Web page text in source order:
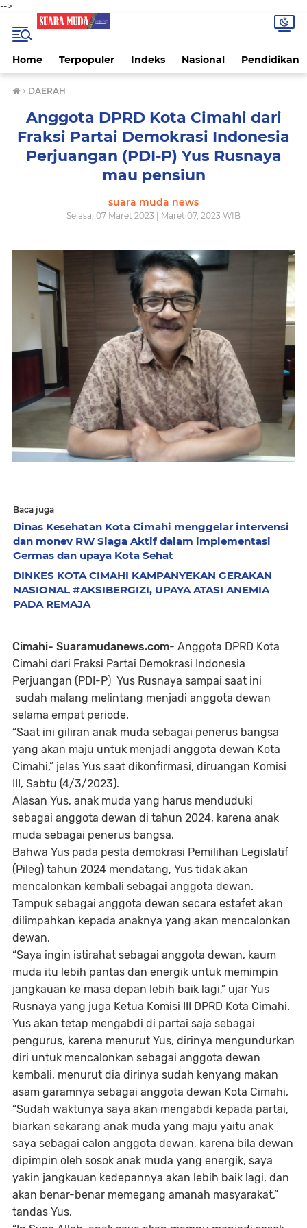
-->
Home Terpopuler Indeks Nasional Pendidikan
› DAERAH
Anggota DPRD Kota Cimahi dari
Fraksi Partai Demokrasi Indonesia
Perjuangan (PDI-P) Yus Rusnaya
mau pensiun
suara muda news
Selasa, 07 Maret 2023 | Maret 07, 2023 WIB
Baca juga
Dinas Kesehatan Kota Cimahi menggelar intervensi
dan monev RW Siaga Aktif dalam implementasi
Germas dan upaya Kota Sehat
DINKES KOTA CIMAHI KAMPANYEKAN GERAKAN
NASIONAL #AKSIBERGIZI, UPAYA ATASI ANEMIA
PADA REMAJA
Cimahi- Suaramudanews.com- Anggota DPRD Kota
Cimahi dari Fraksi Partai Demokrasi Indonesia
Perjuangan (PDI-P) Yus Rusnaya sampai saat ini
sudah malang melintang menjadi anggota dewan
selama empat periode.
“Saat ini giliran anak muda sebagai penerus bangsa
yang akan maju untuk menjadi anggota dewan Kota
Cimahi,” jelas Yus saat dikonfirmasi, diruangan Komisi
III, Sabtu (4/3/2023).
Alasan Yus, anak muda yang harus menduduki
sebagai anggota dewan di tahun 2024, karena anak
muda sebagai penerus bangsa.
Bahwa Yus pada pesta demokrasi Pemilihan Legislatif
(Pileg) tahun 2024 mendatang, Yus tidak akan
mencalonkan kembali sebagai anggota dewan.
Tampuk sebagai anggota dewan secara estafet akan
dilimpahkan kepada anaknya yang akan mencalonkan
dewan.
“Saya ingin istirahat sebagai anggota dewan, kaum
muda itu lebih pantas dan energik untuk memimpin
jangkauan ke masa depan lebih baik lagi,” ujar Yus
Rusnaya yang juga Ketua Komisi III DPRD Kota Cimahi.
Yus akan tetap mengabdi di partai saja sebagai
pengurus, karena menurut Yus, dirinya mengundurkan
diri untuk mencalonkan sebagai anggota dewan
kembali, menurut dia dirinya sudah kenyang makan
asam garamnya sebagai anggota dewan Kota Cimahi,
“Sudah waktunya saya akan mengabdi kepada partai,
biarkan sekarang anak muda yang maju yaitu anak
saya sebagai calon anggota dewan, karena bila dewan
dipimpin oleh sosok anak muda yang energik, saya
yakin jangkauan kedepannya akan lebih baik lagi, dan
akan benar-benar memegang amanah masyarakat,”
tandas Yus.